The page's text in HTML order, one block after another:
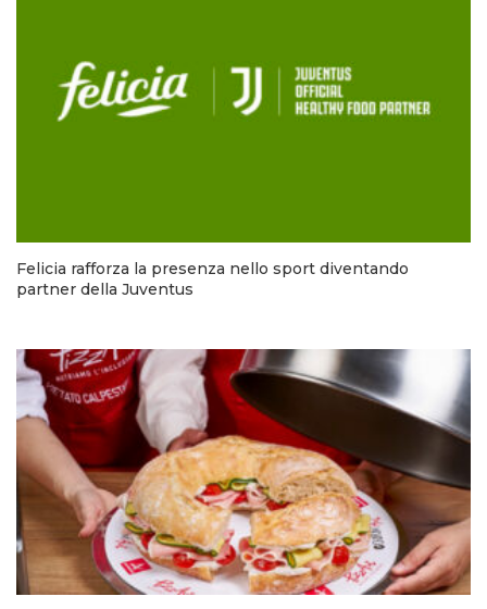
Felicia rafforza la presenza nello sport diventando
partner della Juventus